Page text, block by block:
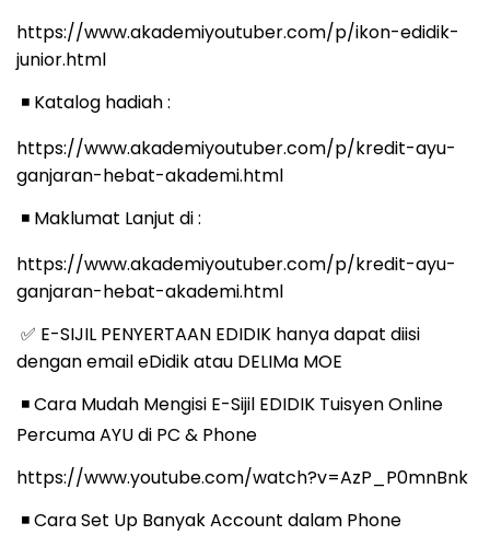
https://www.akademiyoutuber.com/p/ikon-edidik-
junior.html
◾ ️ Katalog hadiah :
https://www.akademiyoutuber.com/p/kredit-ayu-
ganjaran-hebat-akademi.html
◾ ️ Maklumat Lanjut di :
https://www.akademiyoutuber.com/p/kredit-ayu-
ganjaran-hebat-akademi.html
✅ E-SIJIL PENYERTAAN EDIDIK hanya dapat diisi
dengan email eDidik atau DELIMa MOE
◾ ️ Cara Mudah Mengisi E-Sijil EDIDIK Tuisyen Online
Percuma AYU di PC & Phone
https://www.youtube.com/watch?v=AzP_P0mnBnk
◾ ️ Cara Set Up Banyak Account dalam Phone